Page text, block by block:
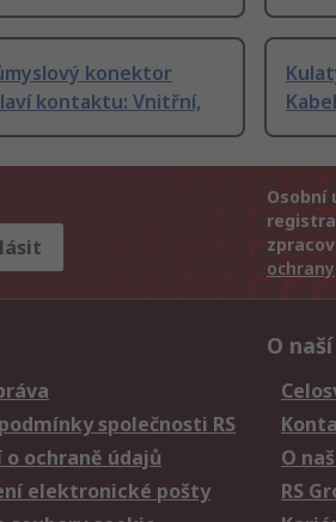
konektor
kontaktu: Vnitřní,
Osobní
ochrany
společnosti RS
o ochraně údajů
elektronické pošty
O
O
RS